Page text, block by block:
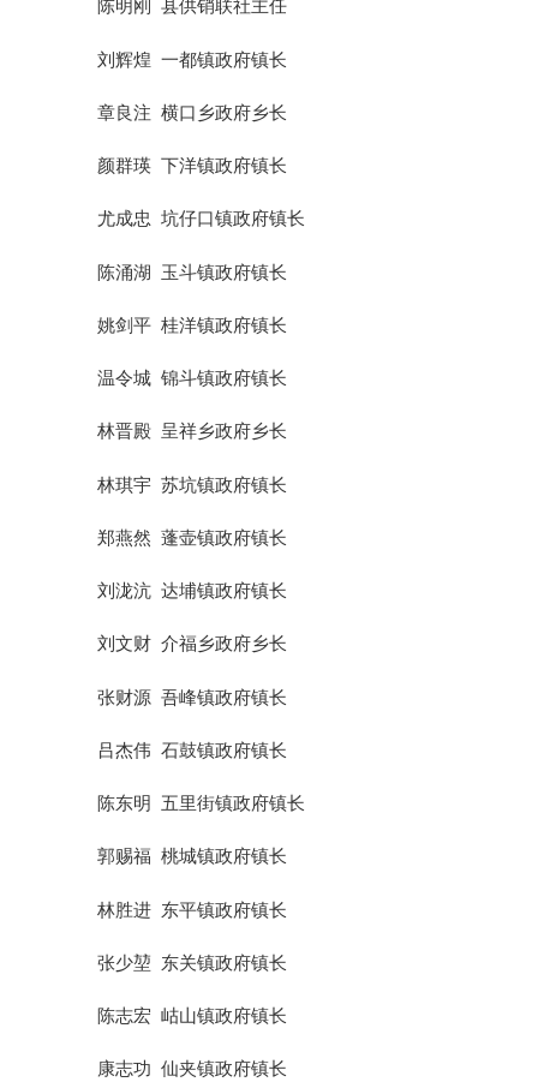
陈明刚 县供销联社主任
刘辉煌 一都镇政府镇长
章良注 横口乡政府乡长
颜群瑛 下洋镇政府镇长
尤成忠 坑仔口镇政府镇长
陈涌湖 玉斗镇政府镇长
姚剑平 桂洋镇政府镇长
温令城 锦斗镇政府镇长
林晋殿 呈祥乡政府乡长
林琪宇 苏坑镇政府镇长
郑燕然 蓬壶镇政府镇长
刘泷沆 达埔镇政府镇长
刘文财 介福乡政府乡长
张财源 吾峰镇政府镇长
吕杰伟 石鼓镇政府镇长
陈东明 五里街镇政府镇长
郭赐福 桃城镇政府镇长
林胜进 东平镇政府镇长
张少堃 东关镇政府镇长
陈志宏 岵山镇政府镇长
康志功 仙夹镇政府镇长